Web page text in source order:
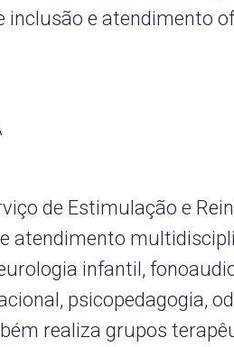
inclusão e atendimento
de Estimulação e
atendimento
infantil,
psicopedagogia,
realiza grupos